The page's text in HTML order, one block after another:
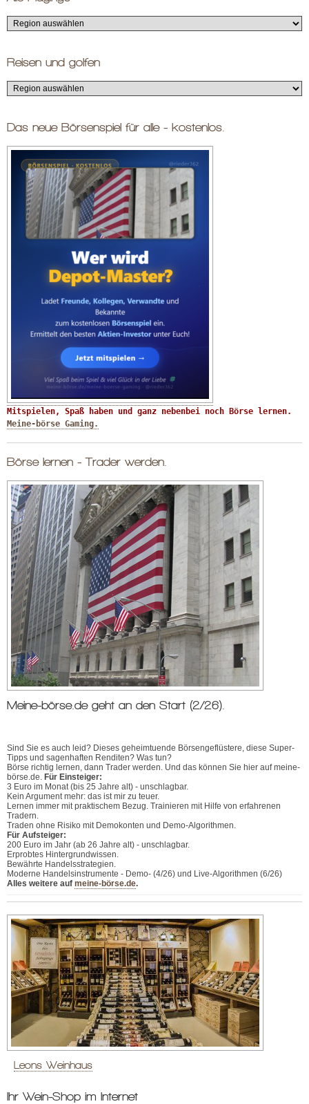
Reisen und golfen
Das neue Börsenspiel für alle - kostenlos.
Meine-börse Gaming.
Börse lernen - Trader werden.
Meine-börse.de geht an den Start (2/26).
Sind Sie es auch leid? Dieses geheimtuende Börsengeflüstere, diese Super-
Tipps und sagenhaften Renditen? Was tun?
Börse richtig lernen, dann Trader werden. Und das können Sie hier auf meine-
börse.de. Für Einsteiger:
3 Euro im Monat (bis 25 Jahre alt) - unschlagbar.
Kein Argument mehr: das ist mir zu teuer.
Lernen immer mit praktischem Bezug. Trainieren mit Hilfe von erfahrenen
Tradern.
Traden ohne Risiko mit Demokonten und Demo-Algorithmen.
Für Aufsteiger:
200 Euro im Jahr (ab 26 Jahre alt) - unschlagbar.
Erprobtes Hintergrundwissen.
Bewährte Handelsstrategien.
Moderne Handelsinstrumente - Demo- (4/26) und Live-Algorithmen (6/26)
Alles weitere auf meine-börse.de.
Leons Weinhaus
Ihr Wein-Shop im Internet